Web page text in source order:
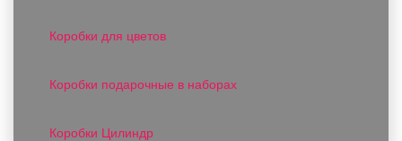
Коробки для цветов
Коробки подарочные в наборах
Коробки Цилиндр